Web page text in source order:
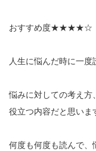
おすすめ度★★★★☆
人生に悩んだ時に一度
悩みに対しての考え方
役立つ内容だと思いま
何度も何度も読んで、